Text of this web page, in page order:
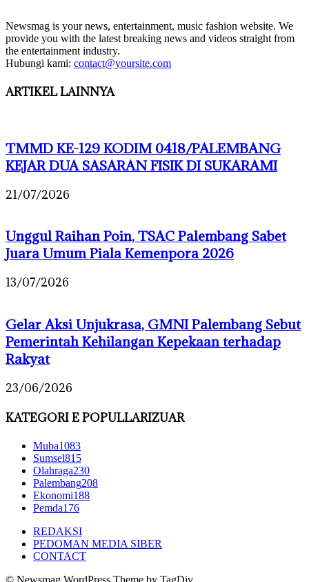
Newsmag is your news, entertainment, music fashion website. We
provide you with the latest breaking news and videos straight from
the entertainment industry.
Hubungi kami: contact@yoursite.com
ARTIKEL LAINNYA
TMMD KE-129 KODIM 0418/PALEMBANG
KEJAR DUA SASARAN FISIK DI SUKARAMI
21/07/2026
Unggul Raihan Poin, TSAC Palembang Sabet
Juara Umum Piala Kemenpora 2026
13/07/2026
Gelar Aksi Unjukrasa, GMNI Palembang Sebut
Pemerintah Kehilangan Kepekaan terhadap
Rakyat
23/06/2026
KATEGORI E POPULLARIZUAR
Muba1083
Sumsel815
Olahraga230
Palembang208
Ekonomi188
Pemda176
REDAKSI
PEDOMAN MEDIA SIBER
CONTACT
© Newsmag WordPress Theme by TagDiv